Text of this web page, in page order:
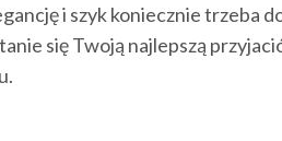
i szyk koniecznie trzeba
się Twoją najlepszą